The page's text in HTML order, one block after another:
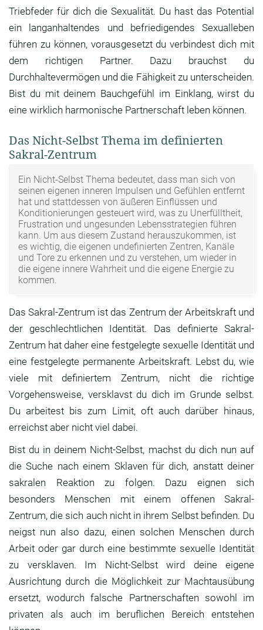
Triebfeder für dich die Sexualität. Du hast das Potential
ein langanhaltendes und befriedigendes Sexualleben
führen zu können, vorausgesetzt du verbindest dich mit
dem richtigen Partner. Dazu brauchst du
Durchhaltevermögen und die Fähigkeit zu unterscheiden.
Bist du mit deinem Bauchgefühl im Einklang, wirst du
eine wirklich harmonische Partnerschaft leben können.
Das Nicht-Selbst Thema im definierten
Sakral-Zentrum
Ein Nicht-Selbst Thema bedeutet, dass man sich von
seinen eigenen inneren Impulsen und Gefühlen entfernt
hat und stattdessen von äußeren Einflüssen und
Konditionierungen gesteuert wird, was zu Unerfülltheit,
Frustration und ungesunden Lebensstrategien führen
kann. Um aus diesem Zustand herauszukommen, ist
es wichtig, die eigenen undefinierten Zentren, Kanäle
und Tore zu erkennen und zu verstehen, um wieder in
die eigene innere Wahrheit und die eigene Energie zu
kommen.
Das Sakral-Zentrum ist das Zentrum der Arbeitskraft und
der geschlechtlichen Identität. Das definierte Sakral-
Zentrum hat daher eine festgelegte sexuelle Identität und
eine festgelegte permanente Arbeitskraft. Lebst du, wie
viele mit definiertem Zentrum, nicht die richtige
Vorgehensweise, versklavst du dich im Grunde selbst.
Du arbeitest bis zum Limit, oft auch darüber hinaus,
erreichst aber nicht viel dabei.
Bist du in deinem Nicht-Selbst, machst du dich nun auf
die Suche nach einem Sklaven für dich, anstatt deiner
sakralen Reaktion zu folgen. Dazu eignen sich
besonders Menschen mit einem offenen Sakral-
Zentrum, die sich auch nicht in ihrem Selbst befinden. Du
neigst nun also dazu, einen solchen Menschen durch
Arbeit oder gar durch eine bestimmte sexuelle Identität
zu versklaven. Im Nicht-Selbst wird deine eigene
Ausrichtung durch die Möglichkeit zur Machtausübung
ersetzt, wodurch falsche Partnerschaften sowohl im
privaten als auch im beruflichen Bereich entstehen